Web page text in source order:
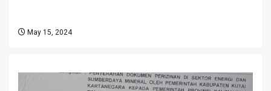
May 15, 2024